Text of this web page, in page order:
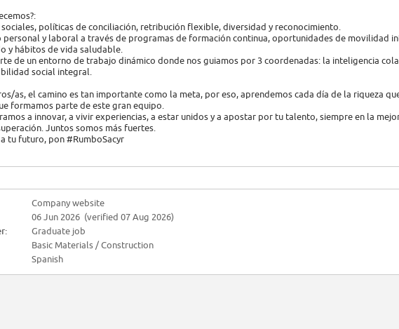
políticas de conciliación, retribución flexible, diversidad y reconocimiento.
y laboral a través de programas de formación continua, oportunidades de movilidad
y hábitos de vida saludable.
de un entorno de trabajo dinámico donde nos guiamos por 3 coordenadas: la inteligencia
social integral.
as, el camino es tan importante como la meta, por eso, aprendemos cada día de la riqueza
formamos parte de este gran equipo.
a innovar, a vivir experiencias, a estar unidos y a apostar por tu talento, siempre en la
Juntos somos más fuertes.
tu futuro, pon #RumboSacyr
Company website
06 Jun 2026 (verified 07 Aug 2026)
Graduate job
Basic Materials / Construction
Spanish